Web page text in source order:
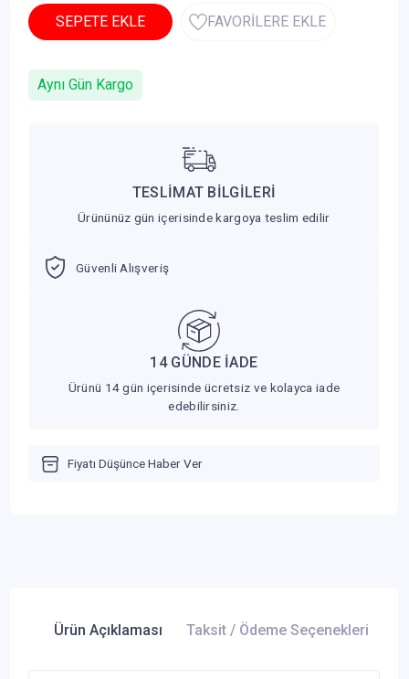
SEPETE EKLE FAVORİLERE EKLE
Aynı Gün Kargo
TESLİMAT BİLGİLERİ
Ürününüz gün içerisinde kargoya teslim edilir
Güvenli Alışveriş
14 GÜNDE İADE
Ürünü 14 gün içerisinde ücretsiz ve kolayca iade
edebilirsiniz.
Fiyatı Düşünce Haber Ver
Ürün Açıklaması Taksit / Ödeme Seçenekleri